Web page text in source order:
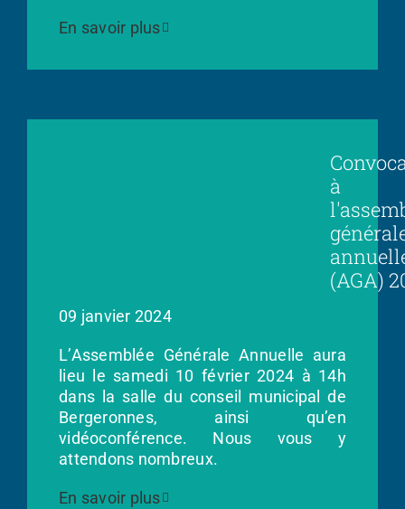
En savoir plus
à
(AGA)
09 janvier 2024
L’Assemblée Générale Annuelle aura
lieu le samedi 10 février 2024 à 14h
dans la salle du conseil municipal de
Bergeronnes, ainsi qu’en
vidéoconférence. Nous vous y
attendons nombreux.
En savoir plus